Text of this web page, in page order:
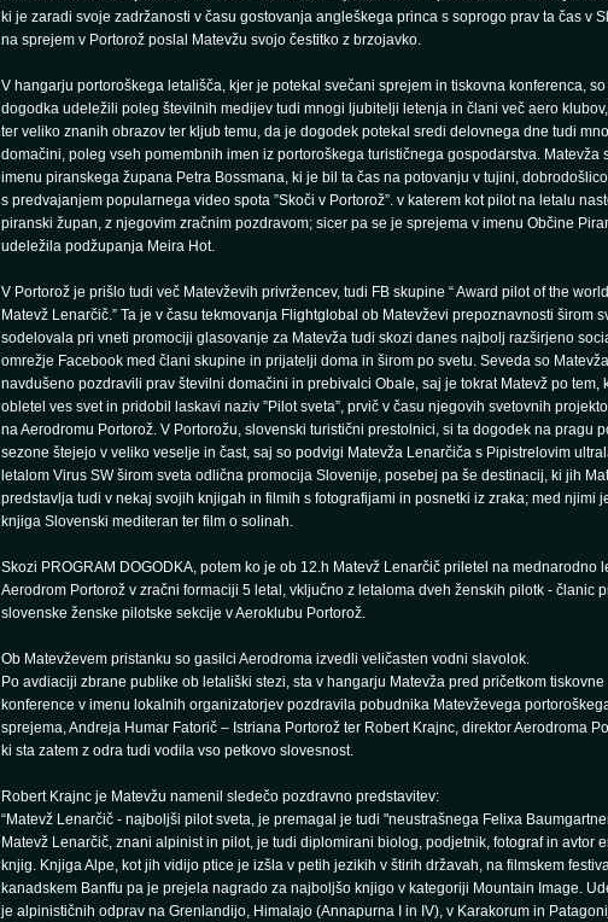
ki je zaradi svoje zadržanosti v času gostovanja angleškega princa s soprogo prav ta čas v
na sprejem v Portorož poslal Matevžu svojo čestitko z brzojavko.
V hangarju portoroškega letališča, kjer je potekal svečani sprejem in tiskovna konferenca, so
dogodka udeležili poleg številnih medijev tudi mnogi ljubitelji letenja in člani več aero
ter veliko znanih obrazov ter kljub temu, da je dogodek potekal sredi delovnega dne tudi
domačini, poleg vseh pomembnih imen iz portoroškega turističnega gospodarstva. Matevža
imenu piranskega župana Petra Bossmana, ki je bil ta čas na potovanju v tujini,
s predvajanjem popularnega video spota ”Skoči v Portorož”. v katerem kot pilot na letalu
piranski župan, z njegovim zračnim pozdravom; sicer pa se je sprejema v imenu Občine
udeležila podžupanja Meira Hot.
V Portorož je prišlo tudi več Matevževih privržencev, tudi FB skupine “ Award pilot of the
Matevž Lenarčič.” Ta je v času tekmovanja Flightglobal ob Matevževi prepoznavnosti širom
sodelovala pri vneti promociji glasovanje za Matevža tudi skozi danes najbolj razširjeno
omrežje Facebook med člani skupine in prijatelji doma in širom po svetu. Seveda so
navdušeno pozdravili prav številni domačini in prebivalci Obale, saj je tokrat Matevž po tem,
obletel ves svet in pridobil laskavi naziv ”Pilot sveta”, prvič v času njegovih svetovnih
na Aerodromu Portorož. V Portorožu, slovenski turistični prestolnici, si ta dogodek na pragu
sezone štejejo v veliko veselje in čast, saj so podvigi Matevža Lenarčiča s Pipistrelovim
letalom Virus SW širom sveta odlična promocija Slovenije, posebej pa še destinacij, ki jih
predstavlja tudi v nekaj svojih knjigah in filmih s fotografijami in posnetki iz zraka; med njimi
knjiga Slovenski mediteran ter film o solinah.
Skozi PROGRAM DOGODKA, potem ko je ob 12.h Matevž Lenarčič priletel na mednarodno
Aerodrom Portorož v zračni formaciji 5 letal, vključno z letaloma dveh ženskih pilotk - članic
slovenske ženske pilotske sekcije v Aeroklubu Portorož.
Ob Matevževem pristanku so gasilci Aerodroma izvedli veličasten vodni slavolok.
Po avdiaciji zbrane publike ob letališki stezi, sta v hangarju Matevža pred pričetkom tiskovne
konference v imenu lokalnih organizatorjev pozdravila pobudnika Matevževega
sprejema, Andreja Humar Fatorič – Istriana Portorož ter Robert Krajnc, direktor Aerodroma
ki sta zatem z odra tudi vodila vso petkovo slovesnost.
Robert Krajnc je Matevžu namenil sledečo pozdravno predstavitev:
“Matevž Lenarčič - najboljši pilot sveta, je premagal je tudi "neustrašnega Felixa
Matevž Lenarčič, znani alpinist in pilot, je tudi diplomirani biolog, podjetnik, fotograf in avtor
knjig. Knjiga Alpe, kot jih vidijo ptice je izšla v petih jezikih v štirih državah, na filmskem
kanadskem Banffu pa je prejela nagrado za najboljšo knjigo v kategoriji Mountain Image.
je alpinističnih odprav na Grenlandijo, Himalajo (Annapurna I in IV), v Karakorum in